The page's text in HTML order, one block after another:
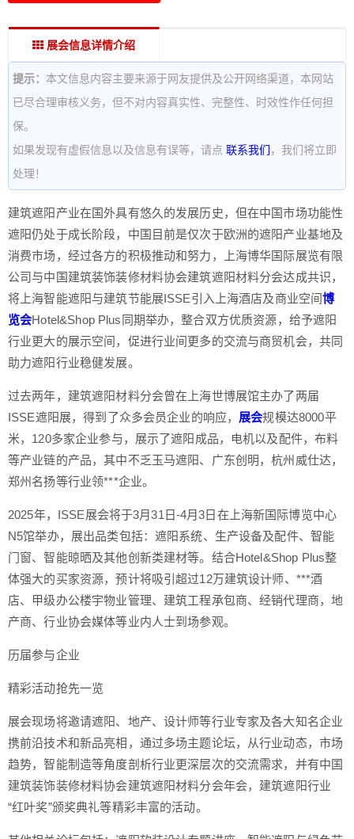
展会信息详情介绍
提示： 本文信息内容主要来源于网友提供及公开网络渠道，本网站
已尽合理审核义务，但不对内容真实性、完整性、时效性作任何担
保。
如果发现有虚假信息以及信息有误等，请点 联系我们 ，我们将立即
处理！
建筑遮阳产业在国外具有悠久的发展历史，但在中国市场功能性
遮阳仍处于成长阶段，中国目前是仅次于欧洲的遮阳产业基地及
消费市场，经过各方的积极推动和努力，上海博华国际展览有限
公司与中国建筑装饰装修材料协会建筑遮阳材料分会达成共识，
将上海智能遮阳与建筑节能展ISSE引入上海酒店及商业空间博
览会Hotel&Shop Plus同期举办，整合双方优质资源，给予遮阳
行业更大的展示空间，促进行业间更多的交流与商贸机会，共同
助力遮阳行业稳健发展。
过去两年， 建筑遮阳材料分会曾在上海世博展馆主办了两届
ISSE遮阳展，得到了众多会员企业的响应， 展会规模达8000平
米，120多家企业参与，展示了遮阳成品，电机以及配件，布料
等产业链的产品，其中不乏玉马遮阳、广东创明，杭州威仕达，
郑州名扬等行业领***企业。
2025年，ISSE展会将于3月31日-4月3日在上海新国际博览中心
N5馆举办，展出品类包括：遮阳系统、生产设备及配件、智能
门窗、智能晾晒及其他创新类建材等。结合Hotel&Shop Plus整
体强大的买家资源，预计将吸引超过12万建筑设计师、***酒
店、甲级办公楼宇物业管理、建筑工程承包商、经销代理商，地
产商、行业协会媒体等业内人士到场参观。
历届参与企业
精彩活动抢先一览
展会现场将邀请遮阳、地产、设计师等行业专家及各大知名企业
携前沿技术和新品亮相，通过多场主题论坛，从行业动态，市场
趋势，智能制造等角度剖析行业更深层次的交流需求，并有中国
建筑装饰装修材料协会建筑遮阳材料分会年会，建筑遮阳行业
“红叶奖”颁奖典礼等精彩丰富的活动。